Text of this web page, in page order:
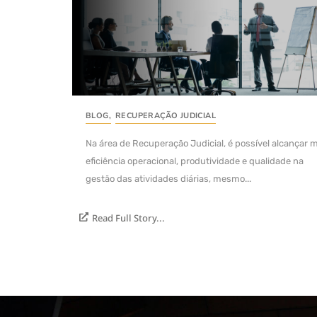
BLOG, RECUPERAÇÃO JUDICIAL
Na área de Recuperação Judicial, é possível alcançar
eficiência operacional, produtividade e qualidade na
gestão das atividades diárias, mesmo...
Read Full Story...